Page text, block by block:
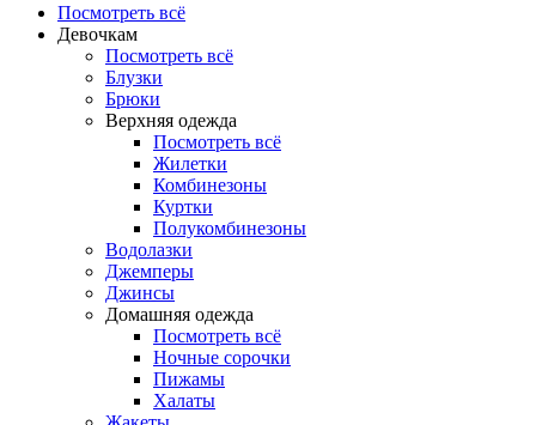
Посмотреть всё
Девочкам
Посмотреть всё
Блузки
Брюки
Верхняя одежда
Посмотреть всё
Жилетки
Комбинезоны
Куртки
Полукомбинезоны
Водолазки
Джемперы
Джинсы
Домашняя одежда
Посмотреть всё
Ночные сорочки
Пижамы
Халаты